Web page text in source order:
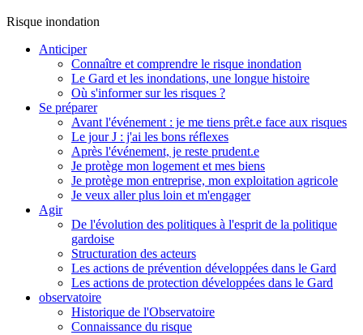
Risque inondation
Anticiper
Connaître et comprendre le risque inondation
Le Gard et les inondations, une longue histoire
Où s'informer sur les risques ?
Se préparer
Avant l'événement : je me tiens prêt.e face aux risques
Le jour J : j'ai les bons réflexes
Après l'événement, je reste prudent.e
Je protège mon logement et mes biens
Je protège mon entreprise, mon exploitation agricole
Je veux aller plus loin et m'engager
Agir
De l'évolution des politiques à l'esprit de la politique
gardoise
Structuration des acteurs
Les actions de prévention développées dans le Gard
Les actions de protection développées dans le Gard
observatoire
Historique de l'Observatoire
Connaissance du risque